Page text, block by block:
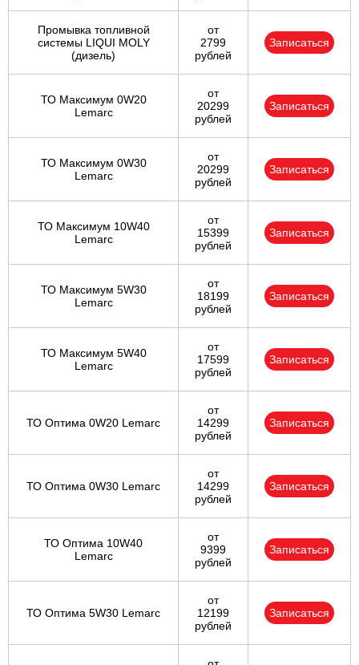
Промывка топливной
системы LIQUI MOLY
(дизель)
от
2799
рублей
Записаться
ТО Максимум 0W20
Lemarc
от
20299
рублей
Записаться
ТО Максимум 0W30
Lemarc
от
20299
рублей
Записаться
ТО Максимум 10W40
Lemarc
от
15399
рублей
Записаться
ТО Максимум 5W30
Lemarc
от
18199
рублей
Записаться
ТО Максимум 5W40
Lemarc
от
17599
рублей
Записаться
ТО Оптима 0W20 Lemarc
от
14299
рублей
Записаться
ТО Оптима 0W30 Lemarc
от
14299
рублей
Записаться
ТО Оптима 10W40
Lemarc
от
9399
рублей
Записаться
ТО Оптима 5W30 Lemarc
от
12199
рублей
Записаться